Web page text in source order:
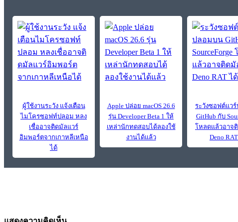
ผู้ใช้งานระวัง แจ้งเตือน
ไมโครซอฟท์ปลอม หลง
เชื่ออาจติดมัลแวร์
อิมพอร์ตจากเกาหลีเหนือ
ได้
Apple ปล่อย macOS 26.6
รุ่น Developer Beta 1 ให้
เหล่านักทดสอบได้ลองใช้
งานได้แล้ว
ระวังซอฟต์แว
GitHub กับ
โหลดแล้วอาจ
Deno